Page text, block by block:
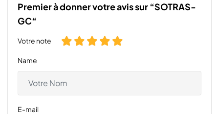
Premier à donner votre avis sur “SOTRAS-
GC“
Votre note
Name
E-mail